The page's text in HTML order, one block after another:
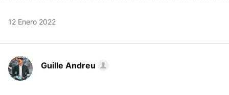
12 Enero 2022
Guille Andreu